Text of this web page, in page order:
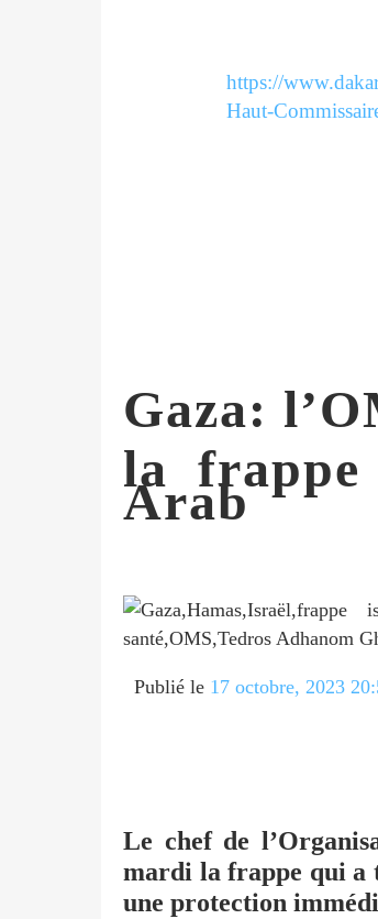
https://
Haut-
Gaza:
la
Arab
Publié le 17 octobre, 2023
Le chef de
mardi la frappe qui a
une protection